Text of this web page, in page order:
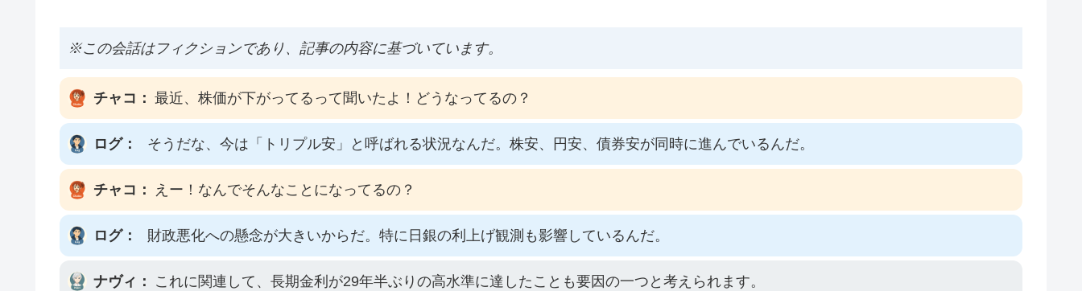
※この会話はフィクションであり、記事の内容に基づいています。
チャコ： 最近、株価が下がってるって聞いたよ！どうなってるの？
ログ： そうだな、今は「トリプル安」と呼ばれる状況なんだ。株安、円安、債券安が同時に進んでいるんだ。
チャコ： えー！なんでそんなことになってるの？
ログ： 財政悪化への懸念が大きいからだ。特に日銀の利上げ観測も影響しているんだ。
ナヴィ： これに関連して、長期金利が29年半ぶりの高水準に達したことも要因の一つと考えられます。